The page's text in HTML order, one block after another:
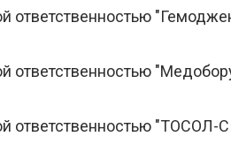
ответственностью
ответственностью
ответственностью